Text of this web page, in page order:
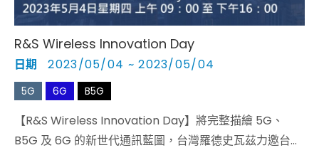
R&S Wireless Innovation Day​
日期 2023/05/04 ~ 2023/05/04
5G 6G B5G
【R&S Wireless Innovation Day】將完整描繪 5G、
B5G 及 6G 的新世代通訊藍圖，台灣羅德史瓦茲力邀台灣